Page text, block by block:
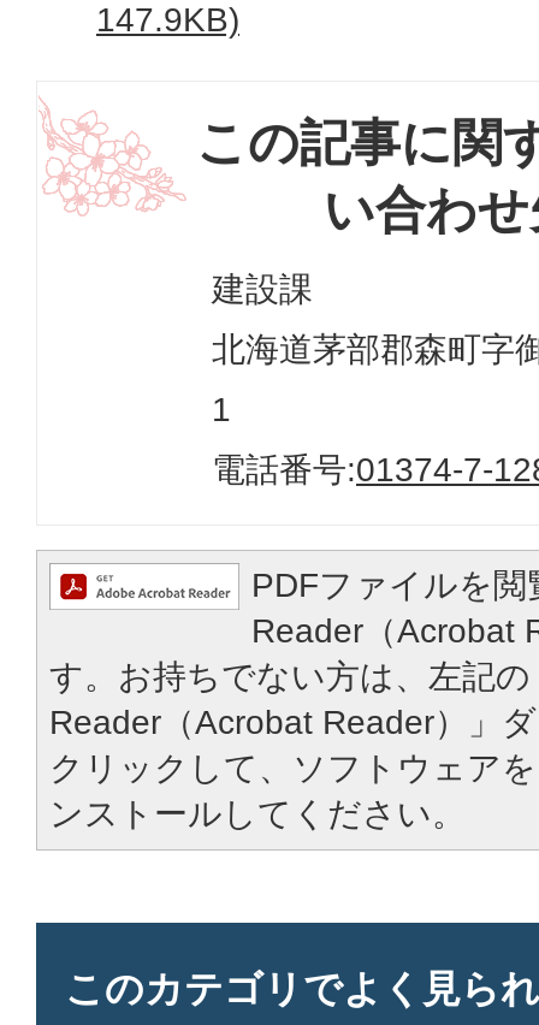
147.9KB)
この記事に関
い合わ
建設課
北海道茅部郡森町字
1
電話番号:01374-7-
PDFファイルを
Reader（Acrobat
す。お持ちでない方は、左記
Reader（Acrobat Reader）」
クリックして、ソフトウェア
ンストールしてください。
このカテゴリでよく見ら